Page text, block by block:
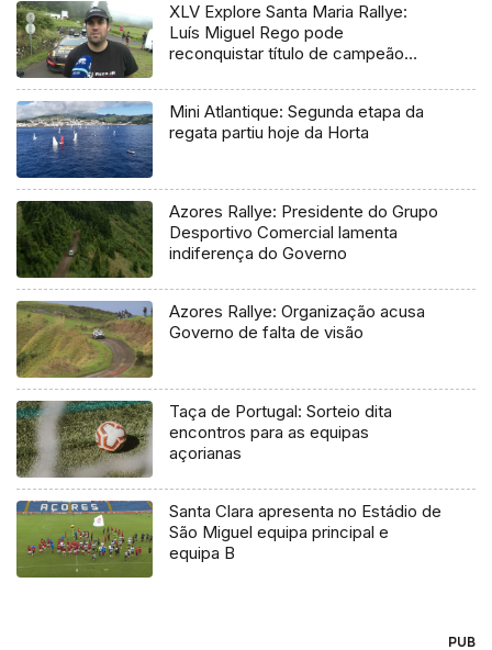
XLV Explore Santa Maria Rallye:
Luís Miguel Rego pode
reconquistar título de campeão
Mini Atlantique: Segunda etapa da
regata partiu hoje da Horta
Azores Rallye: Presidente do Grupo
Desportivo Comercial lamenta
indiferença do Governo
Azores Rallye: Organização acusa
Governo de falta de visão
Taça de Portugal: Sorteio dita
encontros para as equipas
açorianas
Santa Clara apresenta no Estádio de
São Miguel equipa principal e
equipa B
PUB